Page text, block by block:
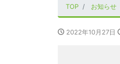
TOP お知らせ
2022年10月27日